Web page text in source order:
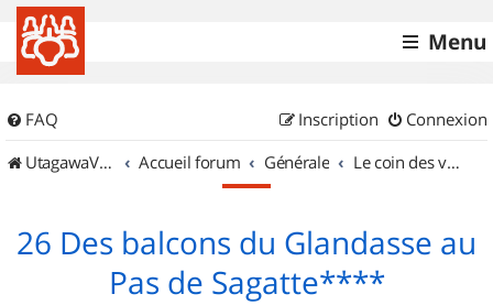
Menu
FAQ Connexion
Inscription
UtagawaVTT (Randos VTT et VTTAE avec traces GPS)
Accueil forum Générale Le coin des vidéastes
26 Des balcons du Glandasse au
Pas de Sagatte****